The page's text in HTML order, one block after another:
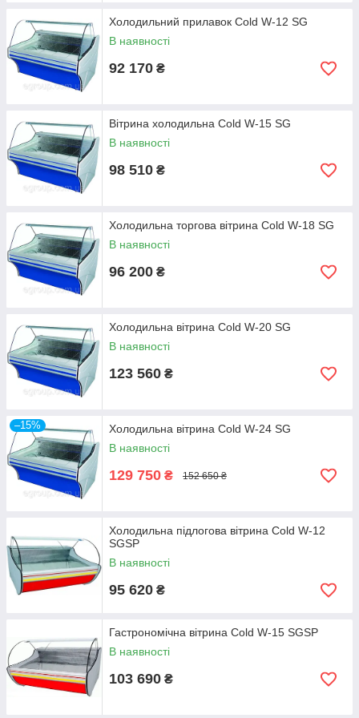
параметрів холодильної вітрини.
Купити холодильники Cold, Polus, Росс і інші європейські
бренди, вітрини для морозива в Дніпрі, Харкові та Одесі ви
зможете у нас в компанії "Е-груп".
Холодильний прилавок Cold W-12 SG
В наявності
92 170 ₴
Вітрина холодильна Cold W-15 SG
В наявності
98 510 ₴
Холодильна торгова вітрина Cold W-18 SG
В наявності
96 200 ₴
Холодильна вітрина Cold W-20 SG
В наявності
123 560 ₴
–15%
Холодильна вітрина Cold W-24 SG
В наявності
129 750 ₴ 152 650 ₴
Холодильна підлогова вітрина Cold W-12
SGSP
В наявності
95 620 ₴
Гастрономічна вітрина Cold W-15 SGSP
В наявності
103 690 ₴